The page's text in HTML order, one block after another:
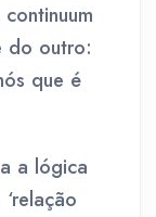
do outro:
que é
a lógica